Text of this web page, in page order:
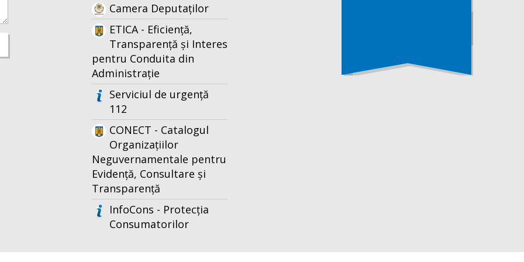
Camera Deputaților
ETICA - Eficiență,
Transparență și Interes
pentru Conduita din
Administrație
Serviciul de urgență
112
CONECT - Catalogul
Organizațiilor
Neguvernamentale pentru
Evidență, Consultare și
Transparență
InfoCons - Protecția
Consumatorilor